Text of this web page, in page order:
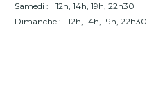
Samedi :
12h, 14h, 19h, 22h30
Dimanche :
12h, 14h, 19h, 22h30